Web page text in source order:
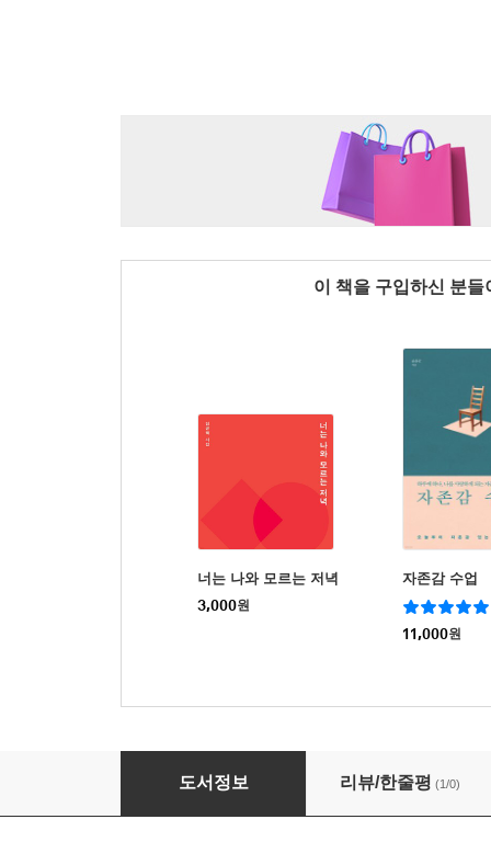
이 책을 구입하신 분
너는 나와 모르는 저녁
3,000원
자존감 수업
11,000원
죄 없이 다음 없이
도서정보 리뷰/한줄평 (1/0)